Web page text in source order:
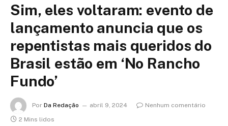
Sim, eles voltaram: evento de
lançamento anuncia que os
repentistas mais queridos do
Brasil estão em ‘No Rancho
Fundo’
Por Da Redação abril 9, 2024
Nenhum comentário
2 Mins lidos